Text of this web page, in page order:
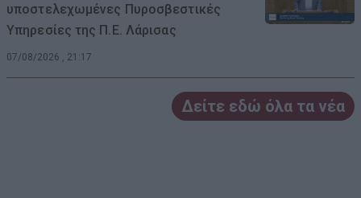
υποστελεχωμένες Πυροσβεστικές
Υπηρεσίες της Π.Ε. Λάρισας
07/08/2026 , 21:17
Δείτε εδώ όλα τα νέα